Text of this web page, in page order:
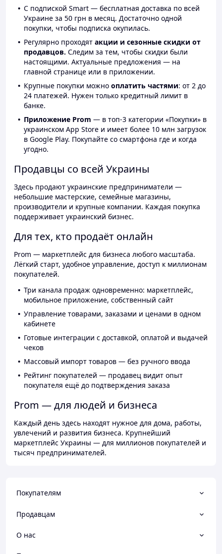
С подпиской Smart — бесплатная доставка по всей
Украине за 50 грн в месяц. Достаточно одной
покупки, чтобы подписка окупилась.
Регулярно проходят акции и сезонные скидки от
продавцов. Следим за тем, чтобы скидки были
настоящими. Актуальные предложения — на
главной странице или в приложении.
Крупные покупки можно оплатить частями: от 2 до
24 платежей. Нужен только кредитный лимит в
банке.
Приложение Prom — в топ-3 категории «Покупки» в
украинском App Store и имеет более 10 млн загрузок
в Google Play. Покупайте со смартфона где и когда
угодно.
Продавцы со всей Украины
Здесь продают украинские предприниматели —
небольшие мастерские, семейные магазины,
производители и крупные компании. Каждая покупка
поддерживает украинский бизнес.
Для тех, кто продаёт онлайн
Prom — маркетплейс для бизнеса любого масштаба.
Лёгкий старт, удобное управление, доступ к миллионам
покупателей.
Три канала продаж одновременно: маркетплейс,
мобильное приложение, собственный сайт
Управление товарами, заказами и ценами в одном
кабинете
Готовые интеграции с доставкой, оплатой и выдачей
чеков
Массовый импорт товаров — без ручного ввода
Рейтинг покупателей — продавец видит опыт
покупателя ещё до подтверждения заказа
Prom — для людей и бизнеса
Каждый день здесь находят нужное для дома, работы,
увлечений и развития бизнеса. Крупнейший
маркетплейс Украины — для миллионов покупателей и
тысяч предпринимателей.
Покупателям
Продавцам
О нас